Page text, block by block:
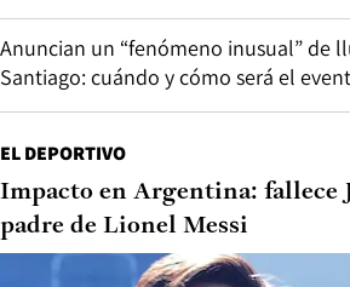
Anuncian un “fenómeno inusual” de
Santiago: cuándo y cómo será el
EL DEPORTIVO
Impacto en Argentina: fallece
padre de Lionel Messi